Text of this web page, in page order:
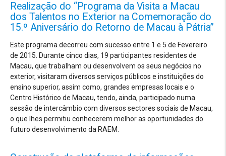
Realização do “Programa da Visita a Macau
dos Talentos no Exterior na Comemoração do
15.º Aniversário do Retorno de Macau à Pátria”
Este programa decorreu com sucesso entre 1 e 5 de Fevereiro
de 2015. Durante cinco dias, 19 participantes residentes de
Macau, que trabalham ou desenvolvem os seus negócios no
exterior, visitaram diversos serviços públicos e instituições do
ensino superior, assim como, grandes empresas locais e o
Centro Histórico de Macau, tendo, ainda, participado numa
sessão de intercâmbio com diversos sectores sociais de Macau,
o que lhes permitiu conhecerem melhor as oportunidades do
futuro desenvolvimento da RAEM.